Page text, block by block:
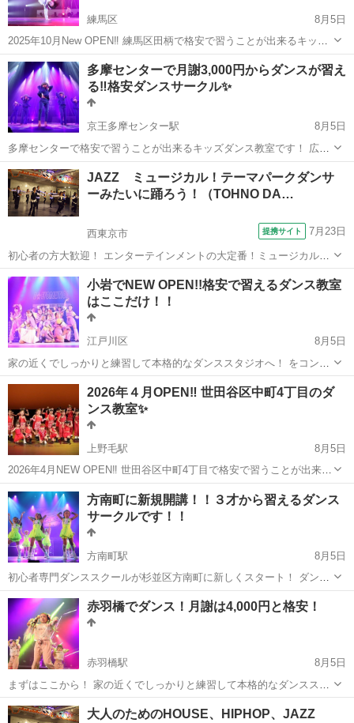
練馬区
8月5日
2025年10月New OPEN‼️ 練馬区田柄で格安で習うことが出来るキッズ
ダンス教室です！ 優しい先生と楽しくダンスしよう！✨ 毎週火曜日
◉17:30-18:20 リトルクラス ジャンル : ヒ...
東京 練馬区 ヒップホップ キッズダンス
多摩センターで月謝3,000円からダンスが習え
る‼️格安ダンスサークル✨
京王多摩センター駅
8月5日
多摩センターで格安で習うことが出来るキッズダンス教室です！ 広い
スタジオでのびのびダンスしましょう😊 毎週金曜日 15:50〜16:40幼少
クラス 3才から 16:45〜17:45キッズ...
東京 多摩市 サークル
JAZZ ミュージカル！テーマパークダンサ
ーみたいに踊ろう！（TOHNO DA…
西東京市 提携サイト 7月23日
初心者の方大歓迎！ エンターテインメントの大定番！ミュージカルの
ように踊ろう。 ピルエット、シェネ、ピケ、グランジュッテ、バット
マンなどなどジャズダンス特有のテクニックを経験豊かなインストラ
クターが伝授します。 レッスンス...
東京 西東京市
小岩でNEW OPEN!!格安で習えるダンス教室
はここだけ！！
江戸川区
8月5日
家の近くでしっかりと練習して本格的なダンススタジオへ！ をコンセ
プトにしたダンス未経験の子どもたちのためのダンススクールです 月
謝は3,000円〜 ぜひ習いに来てください 体験はジモティ...
東京 江戸川区 ダンス
2026年４月OPEN‼️ 世田谷区中町4丁目のダ
ンス教室✨
上野毛駅
8月5日
2026年4月NEW OPEN‼️ 世田谷区中町4丁目で格安で習うことが出来る
ダンス教室です！ 毎週月曜日 ◉リトルクラス 18:05-18:55 / 3歳〜未就
学児 ◉キッズクラス 19:00-19:...
東京 世田谷区 上野毛駅 ヒップホップ クラス
方南町に新規開講！！３才から習えるダンス
サークルです！！
方南町駅
8月5日
初心者専門ダンススクールが杉並区方南町に新しくスタート！ ダンス
スタジオで習うのは怖い！ 上手い人ばっかりの中でいきなり始めるの
はちょっと。。。 という人はこちらへ！ 未経験者専用のダンススクー
ルです ...
東京 杉並区 方南町駅 ヒップホップ サークル
赤羽橋でダンス！月謝は4,000円と格安！
赤羽橋駅
8月5日
まずはここから！ 家の近くでしっかりと練習して本格的なダンススタ
ジオへ！ をコンセプトにしたダンス未経験の子どもたちのためのダン
スサークルです 月謝はたったの4,000円！ ぜひ習いに来てくだ...
東京 港区 赤羽橋駅
大人のためのHOUSE、HIPHOP、JAZZ